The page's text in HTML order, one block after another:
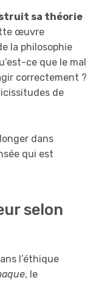
sa théorie
œuvre
la philosophie
ce que le mal
correctement ?
de
dans
qui est
selon
l’éthique
, le